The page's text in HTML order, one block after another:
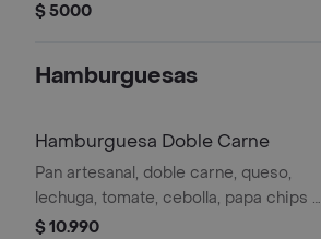
$ 5000
Hamburguesas
Hamburguesa Doble Carne
Pan artesanal, doble carne, queso,
lechuga, tomate, cebolla, papa chips y
salsas de la casa.
$ 10.990